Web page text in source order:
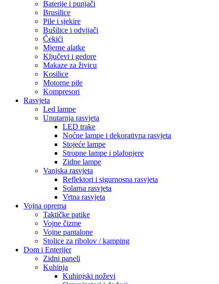
Baterije i punjači
Brusilice
Pile i sjekire
Bušilice i odvijači
Čekići
Mjerne alatke
Ključevi i gedore
Makaze za živicu
Kosilice
Motorne pile
Kompresori
Rasvjeta
Led lampe
Unutarnja rasvjeta
LED trake
Noćne lampe i dekorativna rasvjeta
Stojeće lampe
Stropne lampe i plafonjere
Zidne lampe
Vanjska rasvjeta
Reflektori i sigurnosna rasvjeta
Solarna rasvjeta
Vrtna rasvjeta
Vojna oprema
Taktičke patike
Vojne čizme
Vojne pantalone
Stolice za ribolov / kamping
Dom i Enterijer
Zidni paneli
Kuhinja
Kuhinjski noževi